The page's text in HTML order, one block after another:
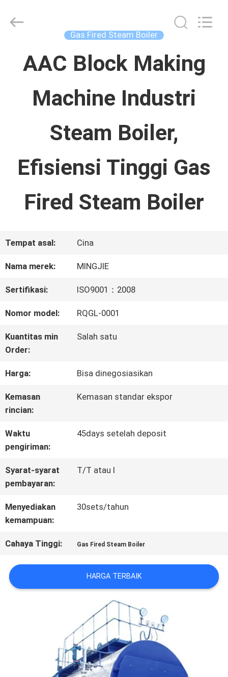
RUMAH
PRODUK
TENTANG
KAMI
TUR
HUBUNGI
KAMI
BERITA
PERMINTAAN
PENAWARAN
SITEMAP
KEBIJAKAN
PRIVASI
Online
Market.
Gas Fired Steam Boiler
AAC Block Making
Machine Industri
Steam Boiler,
Efisiensi Tinggi Gas
Fired Steam Boiler
Tempat asal: Cina
Nama merek: MINGJIE
Sertifikasi: ISO9001：2008
Nomor model: RQGL-0001
Kuantitas min
Order:
Salah satu
Harga: Bisa dinegosiasikan
Kemasan
rincian:
Kemasan standar ekspor
Waktu
pengiriman:
45days setelah deposit
Syarat-syarat
pembayaran:
T/T atau l
Menyediakan
kemampuan:
30sets/tahun
Cahaya Tinggi: Gas Fired Steam Boiler
HARGA TERBAIK